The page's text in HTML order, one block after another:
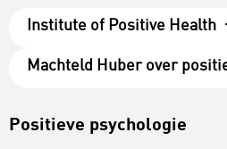
Institute of Positive Health
Machteld Huber over
Positieve psychologie